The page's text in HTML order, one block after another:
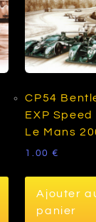
CP54
EXP Speed
Le Mans
1.00€
Ajouter
panier